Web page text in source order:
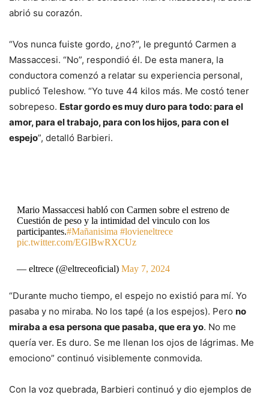
abrió su corazón.
“Vos nunca fuiste gordo, ¿no?”, le preguntó Carmen a
Massaccesi. “No”, respondió él. De esta manera, la
conductora comenzó a relatar su experiencia personal,
publicó Teleshow. “Yo tuve 44 kilos más. Me costó tener
sobrepeso. Estar gordo es muy duro para todo: para el
amor, para el trabajo, para con los hijos, para con el
espejo”, detalló Barbieri.
Mario Massaccesi habló con Carmen sobre el estreno de
Cuestión de peso y la intimidad del vinculo con los
participantes.#Mañanisima #lovieneltrece
pic.twitter.com/EGlBwRXCUz
— eltrece (@eltreceoficial) May 7, 2024
“Durante mucho tiempo, el espejo no existió para mí. Yo
pasaba y no miraba. No los tapé (a los espejos). Pero no
miraba a esa persona que pasaba, que era yo. No me
quería ver. Es duro. Se me llenan los ojos de lágrimas. Me
emociono” continuó visiblemente conmovida.
Con la voz quebrada, Barbieri continuó y dio ejemplos de